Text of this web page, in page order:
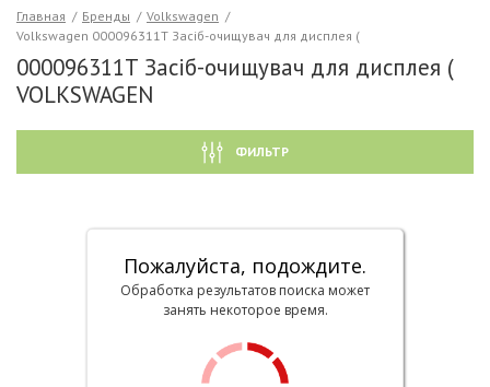
Главная / Бренды / Volkswagen /
Volkswagen 000096311T Засiб-очищувач для дисплея (
000096311T Засiб-очищувач для дисплея (
VOLKSWAGEN
ФИЛЬТР
Пожалуйста, подождите.
Обработка результатов поиска может
занять некоторое время.